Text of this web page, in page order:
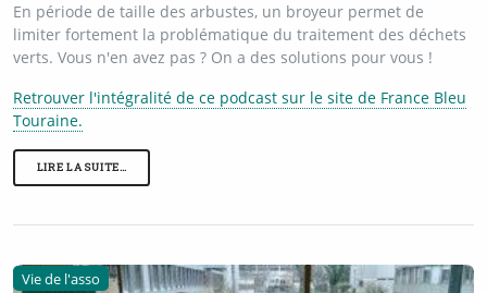
En période de taille des arbustes, un broyeur permet de
limiter fortement la problématique du traitement des déchets
verts. Vous n'en avez pas ? On a des solutions pour vous !
Retrouver l'intégralité de ce podcast sur le site de France Bleu
Touraine.
LIRE LA SUITE…
Vie de l'asso